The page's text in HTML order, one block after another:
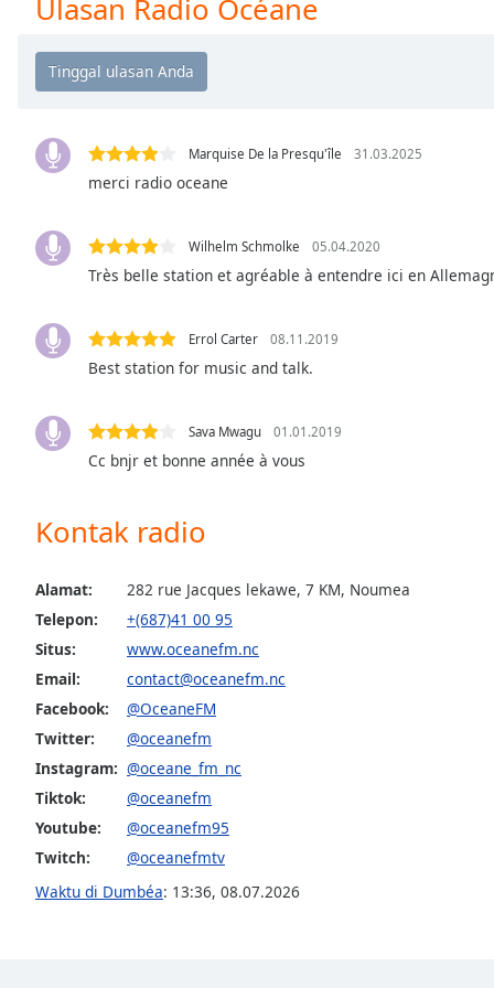
Chapters
Descriptions
descriptions
off ,
selected
subtitles
subtitles
settings
subtitles
off ,
selected
Track
Picture
Fullscreen
modal
window.
Beginning
dialog
window.
Escape
Ulasan Radio Océane
Marquise De la Presqu'île 31.03.2025
merci radio oceane
Wilhelm Schmolke 05.04.2020
Très belle station et agréable à entendre ici en
Errol Carter 08.11.2019
Best station for music and talk.
Sava Mwagu 01.01.2019
Cc bnjr et bonne année à vous
Kontak radio
Alamat:
282 rue Jacques lekawe, 7 KM, Noumea
Telepon:
+(687)41 00 95
Situs:
www.oceanefm.nc
Email:
contact@oceanefm.nc
Facebook:
@OceaneFM
Twitter:
@oceanefm
Instagram: @oceane_fm_nc
Tiktok:
@oceanefm
Youtube:
@oceanefm95
Twitch:
@oceanefmtv
Waktu di Dumbéa: 13:36, 08.07.2026